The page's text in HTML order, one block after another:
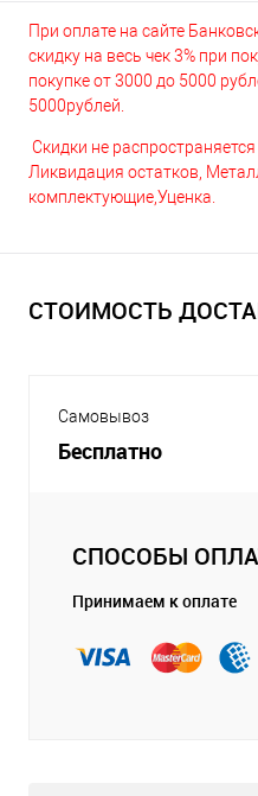
При оплате на сайте
скидку на весь чек 3% при
покупке от 3000 до 5000
5000рублей.
Скидки не
Ликвидация остатков,
комплектующие,Уценка.
СТОИМОСТЬ
Самовывоз
Бесплатно
СПОСОБЫ
Принимаем к оплате